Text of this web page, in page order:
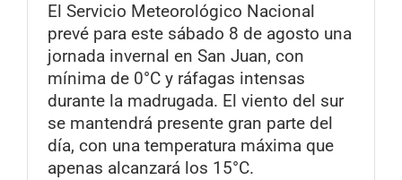
El Servicio Meteorológico Nacional
prevé para este sábado 8 de agosto una
jornada invernal en San Juan, con
mínima de 0°C y ráfagas intensas
durante la madrugada. El viento del sur
se mantendrá presente gran parte del
día, con una temperatura máxima que
apenas alcanzará los 15°C.